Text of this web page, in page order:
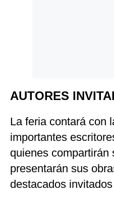
AUTORES
La feria contará con
importantes
quienes compartirán
presentarán sus
destacados